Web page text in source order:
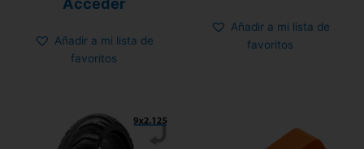
de
Añadir a mi lista de
favoritos
Añadir a mi lista de
favoritos